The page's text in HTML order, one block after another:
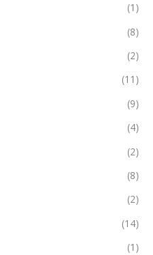
(1)
(8)
(2)
(11)
(9)
(4)
(2)
(8)
(2)
(14)
(1)